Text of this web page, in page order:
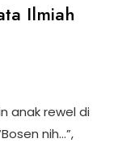
Ilmiah
anak rewel di
nih…”,